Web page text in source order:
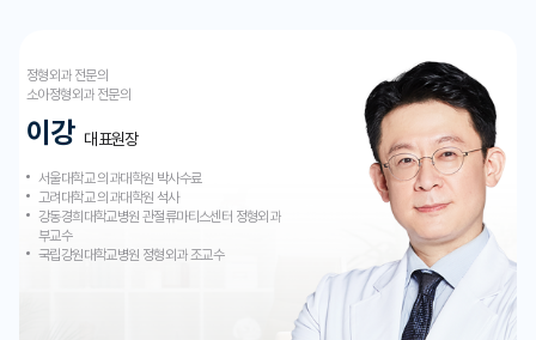
정형외과 전문의
소아정형외과 전문의
이강 대표원장
서울대학교 의과대학원 박사수료
고려대학교 의과대학원 석사
강동경희대학교병원 관절류마티스센터 정형외과
부교수
국립강원대학교병원 정형외과 조교수